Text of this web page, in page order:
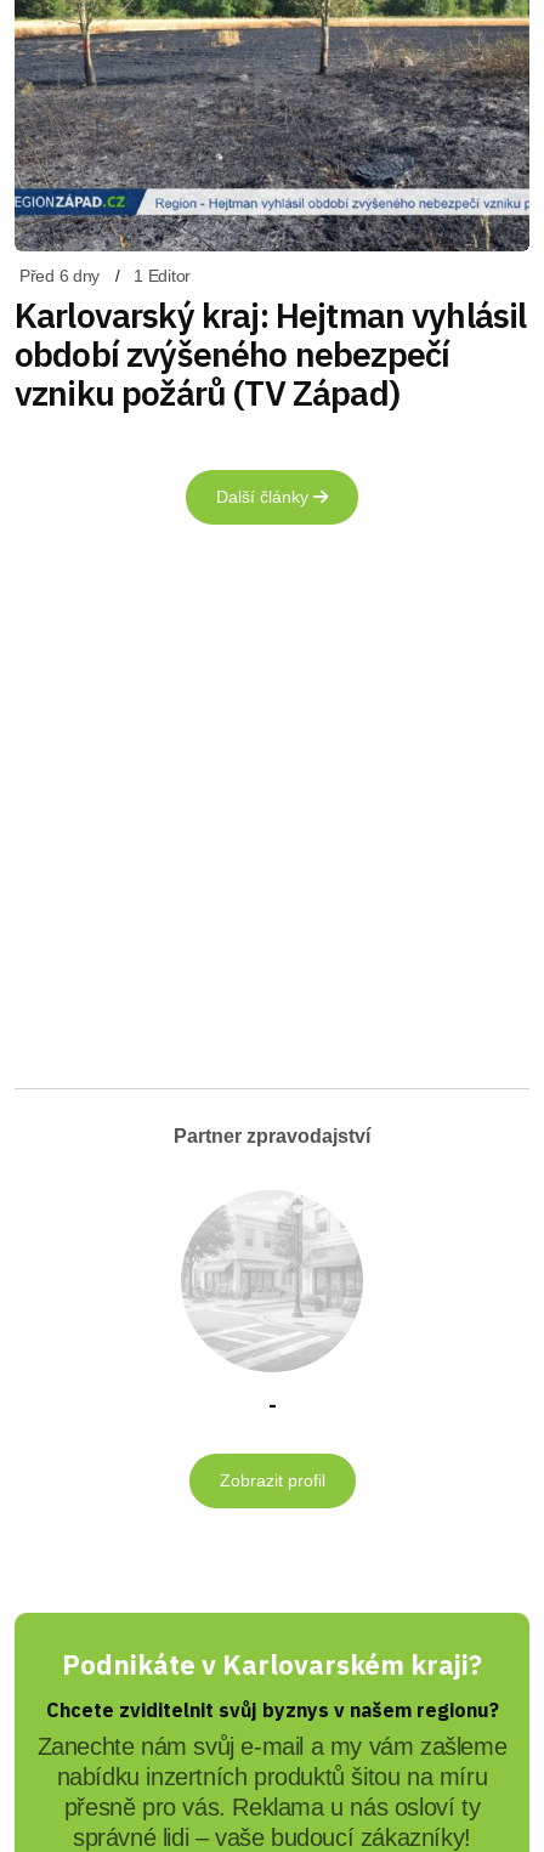
Před 6 dny 1 Editor
Karlovarský kraj: Hejtman vyhlásil
období zvýšeného nebezpečí
vzniku požárů (TV Západ)
Další články
Partner zpravodajství
-
Zobrazit profil
Podnikáte v Karlovarském kraji?
Chcete zviditelnit svůj byznys v našem regionu?
Zanechte nám svůj e-mail a my vám zašleme
nabídku inzertních produktů šitou na míru
přesně pro vás. Reklama u nás osloví ty
správné lidi – vaše budoucí zákazníky!